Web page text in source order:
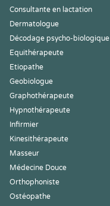
Consultante en lactation
Dermatologue
Décodage psycho-biologique
Equithérapeute
Etiopathe
Geobiologue
Graphothérapeute
Hypnothérapeute
Infirmier
Kinesithérapeute
Masseur
Médecine Douce
Orthophoniste
Ostéopathe